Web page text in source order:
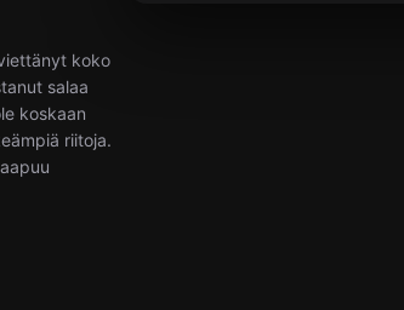
koko
salaa
koskaan
riitoja.